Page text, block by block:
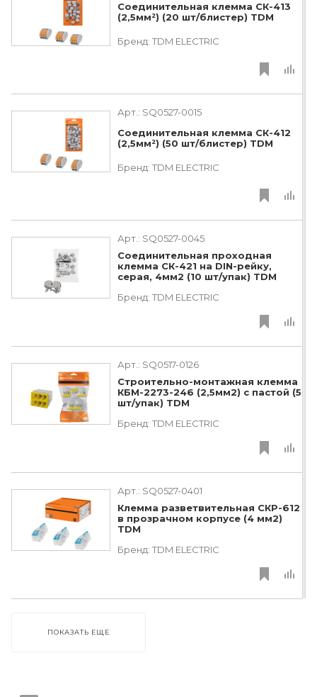
Соединительная клемма СК-413
(2,5мм²) (20 шт/блистер) TDM
Бренд: TDM ЕLECTRIC
Арт.: SQ0527-0015
Соединительная клемма СК-412
(2,5мм²) (50 шт/блистер) TDM
Бренд: TDM ЕLECTRIC
Арт.: SQ0527-0045
Соединительная проходная
клемма СК-421 на DIN-рейку,
серая, 4мм2 (10 шт/упак) TDM
Бренд: TDM ЕLECTRIC
Арт.: SQ0517-0126
Строительно-монтажная клемма
КБМ-2273-246 (2,5мм2) с пастой (5
шт/упак) TDM
Бренд: TDM ЕLECTRIC
Арт.: SQ0527-0401
Клемма разветвительная СКР-612
в прозрачном корпусе (4 мм2)
TDM
Бренд: TDM ЕLECTRIC
ПОКАЗАТЬ ЕЩЕ